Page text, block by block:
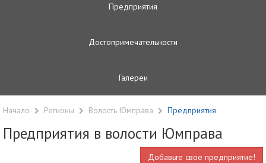
Предприятия
Достопримечательности
Галереи
Начало Регионы Волость Юмправа Предприятия
Предприятия в волости Юмправа
Добавьте свое предприятие!